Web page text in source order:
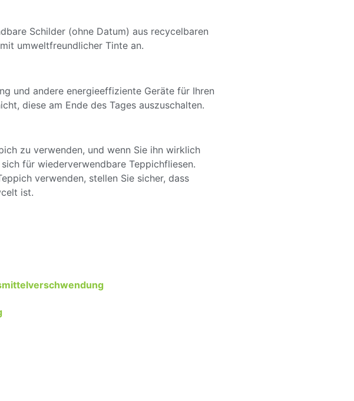
Schilder (ohne Datum) aus recycelbaren
umweltfreundlicher Tinte an.
und andere energieeffiziente Geräte für Ihren
diese am Ende des Tages auszuschalten.
zu verwenden, und wenn Sie ihn wirklich
für wiederverwendbare Teppichfliesen.
verwenden, stellen Sie sicher, dass
ist.